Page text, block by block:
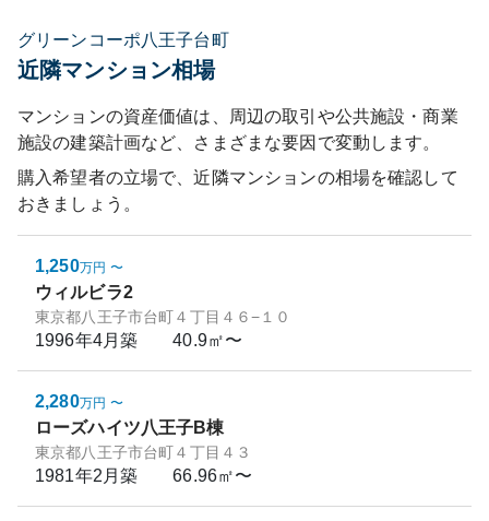
グリーンコーポ八王子台町
近隣マンション相場
マンションの資産価値は、周辺の取引や公共施設・商業
施設の建築計画など、さまざまな要因で変動します。
購入希望者の立場で、近隣マンションの相場を確認して
おきましょう。
1,250万円 〜
ウィルビラ2
東京都八王子市台町４丁目４６−１０
1996年4月築 40.9㎡〜
2,280万円 〜
ローズハイツ八王子B棟
東京都八王子市台町４丁目４３
1981年2月築 66.96㎡〜